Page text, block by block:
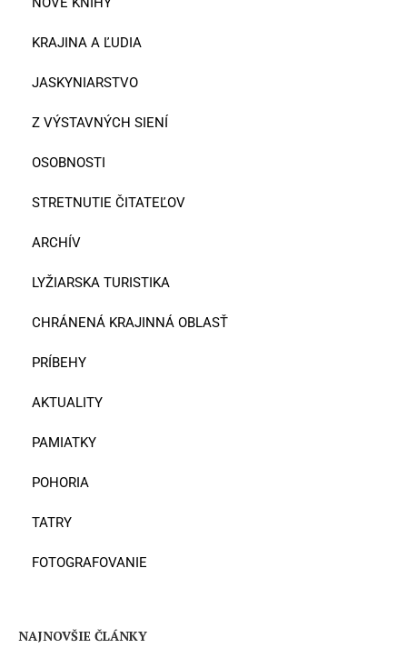
KRAJINA A ĽUDIA
JASKYNIARSTVO
Z VÝSTAVNÝCH SIENÍ
OSOBNOSTI
STRETNUTIE ČITATEĽOV
ARCHÍV
LYŽIARSKA TURISTIKA
CHRÁNENÁ KRAJINNÁ OBLASŤ
PRÍBEHY
AKTUALITY
PAMIATKY
POHORIA
TATRY
FOTOGRAFOVANIE
NAJNOVŠIE ČLÁNKY